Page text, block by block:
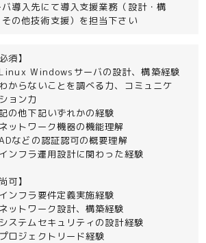
バ導入先にて導入支援業務（設計・構
その他技術支援）を担当下さい
須】
Linux Windowsサーバの設計、構築経験
わからないことを調べる力、コミュニケ
ョン力
の他下記いずれかの経験
ネットワーク機器の機能理解
ADなどの認証認可の概要理解
インフラ運用設計に関わった経験
可】
インフラ要件定義実施経験
ネットワーク設計、構築経験
システムセキュリティの設計経験
プロジェクトリード経験